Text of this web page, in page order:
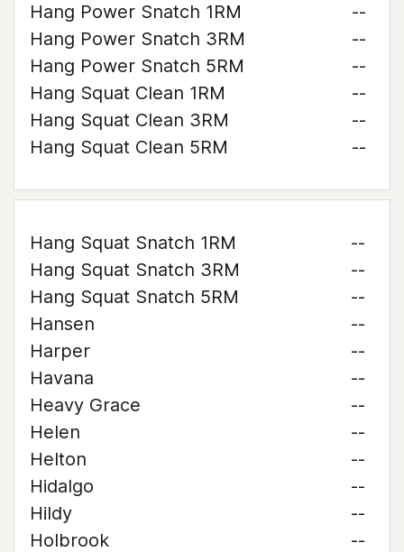
Hang Power Snatch 1RM
--
Hang Power Snatch 3RM
--
Hang Power Snatch 5RM
--
Hang Squat Clean 1RM
--
Hang Squat Clean 3RM
--
Hang Squat Clean 5RM
--
Hang Squat Snatch 1RM
--
Hang Squat Snatch 3RM
--
Hang Squat Snatch 5RM
--
Hansen
--
Harper
--
Havana
--
Heavy Grace
--
Helen
--
Helton
--
Hidalgo
--
Hildy
--
Holbrook
--